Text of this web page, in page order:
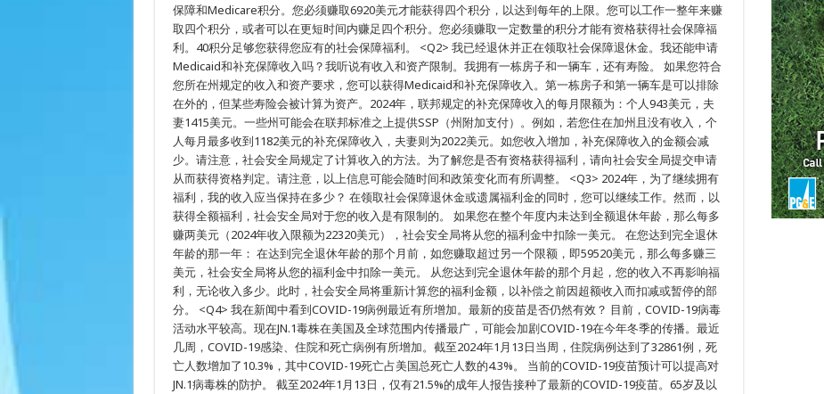
保障和Medicare积分。您必须赚取6920美元才能获得四个积分，以达到每年的上限。您可以工作一整年来赚
取四个积分，或者可以在更短时间内赚足四个积分。您必须赚取一定数量的积分才能有资格获得社会保障福
利。40积分足够您获得您应有的社会保障福利。 <Q2> 我已经退休并正在领取社会保障退休金。我还能申请
Medicaid和补充保障收入吗？我听说有收入和资产限制。我拥有一栋房子和一辆车，还有寿险。 如果您符合
您所在州规定的收入和资产要求，您可以获得Medicaid和补充保障收入。第一栋房子和第一辆车是可以排除
在外的，但某些寿险会被计算为资产。2024年，联邦规定的补充保障收入的每月限额为：个人943美元，夫
妻1415美元。一些州可能会在联邦标准之上提供SSP（州附加支付）。例如，若您住在加州且没有收入，个
人每月最多收到1182美元的补充保障收入，夫妻则为2022美元。如您收入增加，补充保障收入的金额会减
少。请注意，社会安全局规定了计算收入的方法。为了解您是否有资格获得福利，请向社会安全局提交申请
从而获得资格判定。请注意，以上信息可能会随时间和政策变化而有所调整。 <Q3> 2024年，为了继续拥有
福利，我的收入应当保持在多少？ 在领取社会保障退休金或遗属福利金的同时，您可以继续工作。然而，以
获得全额福利，社会安全局对于您的收入是有限制的。 如果您在整个年度内未达到全额退休年龄，那么每多
赚两美元（2024年收入限额为22320美元），社会安全局将从您的福利金中扣除一美元。 在您达到完全退休
年龄的那一年： 在达到完全退休年龄的那个月前，如您赚取超过另一个限额，即59520美元，那么每多赚三
美元，社会安全局将从您的福利金中扣除一美元。 从您达到完全退休年龄的那个月起，您的收入不再影响福
利，无论收入多少。此时，社会安全局将重新计算您的福利金额，以补偿之前因超额收入而扣减或暂停的部
分。 <Q4> 我在新闻中看到COVID-19病例最近有所增加。最新的疫苗是否仍然有效？ 目前，COVID-19病毒
活动水平较高。现在JN.1毒株在美国及全球范围内传播最广，可能会加剧COVID-19在今年冬季的传播。最近
几周，COVID-19感染、住院和死亡病例有所增加。截至2024年1月13日当周，住院病例达到了32861例，死
亡人数增加了10.3%，其中COVID-19死亡占美国总死亡人数的4.3%。 当前的COVID-19疫苗预计可以提高对
JN.1病毒株的防护。 截至2024年1月13日，仅有21.5%的成年人报告接种了最新的COVID-19疫苗。65岁及以